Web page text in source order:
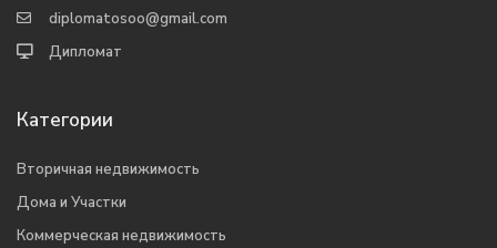
diplomatosoo@gmail.com
Дипломат
Категории
Вторичная недвижимость
Дома и Участки
Коммерческая недвижимость